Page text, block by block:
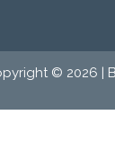
© 2026 |